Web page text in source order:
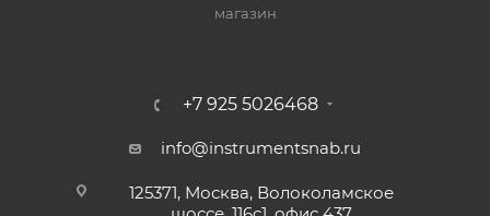
магазин
+7 925 5026468
info@instrumentsnab.ru
125371, Москва, Волоколамское